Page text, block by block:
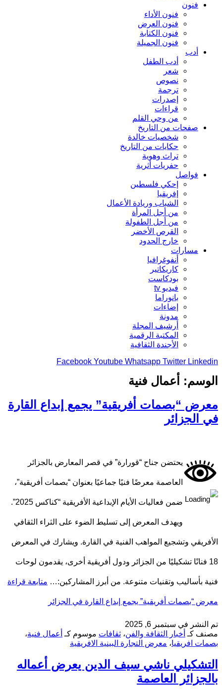
فنون
فنون الأداء
فنون العرض
فنون الكتابة
فنون الجميلة
أدب
أدب الطفل
شعر
نصوص
ترجمة
إصدرات
قراءات
من وحي القلم
صفحات من التاريخ
شخصيات خالدة
حكايات من التاريخ
تراث وهوية
حفريات أثرية
فواصل
إحكي فلسطين
إفريقيا
الشباب وريادة الأعمال
من أجل المرأة
من أجل الطفولة
القرص الأخضر
خارج الحدود
مسارات
أنفوغرافيا
كاريكاتير
بودكاست
فيديو tv
بانوراما
إضاءات
مدونة
أرشيف المجلة
المكتبة الرقمية
الأجندة الثقافية
Facebook Youtube Whatsapp Twitter Linkedin
الوسم:
أعمال فنية
معرض “بصمات أفريقية” يجمع إبداع القارة
في الجزائر
يحتضن جناح “قورارة” في قصر المعارض بالجزائر
العاصمة معرضًا فنيًا جماعيًا بعنوان “بصمات أفريقية”،
ضمن فعاليات الأيام الإبداعية الأفريقية “كناكس 2025”.
ويهدف المعرض إلى تسليط الضوء على الثراء الثقافي
الأفريقي وتشجيع المواهب الفنية في القارة. ويشارك في المعرض
18 فنانًا تشكيليًا من الجزائر ودول أفريقية أخرى، يقدمون لوحات
فنية بأساليب وتقنيات متنوعة. من أبرز المشاركين:… متابعة قراءة
معرض “بصمات أفريقية” يجمع إبداع القارة في الجزائر
تم النشر في سبتمبر 6, 2025
مصنف كـ أخبار الثقافة والفن، ثقافات موسوم كـ أعمال فنية،
بصمات افريقيا، معرض التجارة البينية الافريقية
التشكيلي ناشي سيف الدين يعرض أعماله
بالجزائر العاصمة